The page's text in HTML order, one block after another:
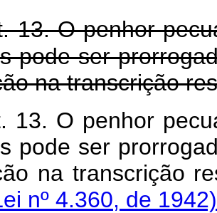
13. O penhor
pode ser
na transcrição
13. O penhor
pode ser
na
nº 4.360, de 1942)